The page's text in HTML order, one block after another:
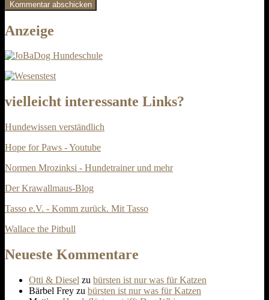
Anzeige
vielleicht interessante Links?
Hundewissen verständlich
Hope for Paws - Youtube
Normen Mrozinksi - Hundetrainer und mehr
Der Krawallmaus-Blog
Tasso e.V. - Komm zurück. Mit Tasso
Wallace the Pitbull
Neueste Kommentare
Otti & Diesel zu bürsten ist nur was für Katzen
Bärbel Frey zu bürsten ist nur was für Katzen